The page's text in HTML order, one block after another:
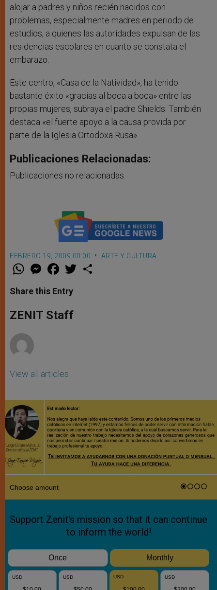
alojar a padres y niños recién nacidos con
problemas, especialmente madres en periodo de
estudios, a quienes las autoridades expulsan de las
residencias escolares en cuanto se constata el
embarazo.
Este centro, «Casa de la Natividad», ha tenido
bastante éxito «gracias al boca a boca» entre las
propias mujeres, subraya el padre Shields. También
destaca «el fuerte apoyo a la causa provida por
parte de la Iglesia Ortodoxa Rusa».
Publicaciones Relacionadas:
Publicaciones no relacionadas.
FEBRERO 19, 2009 00:00 ARTE Y CULTURA
W
t
s
p
p
M
e
s
e
g
e
F
a
e
b
o
k
w
Share this Entry
ZENIT Staff
View all articles